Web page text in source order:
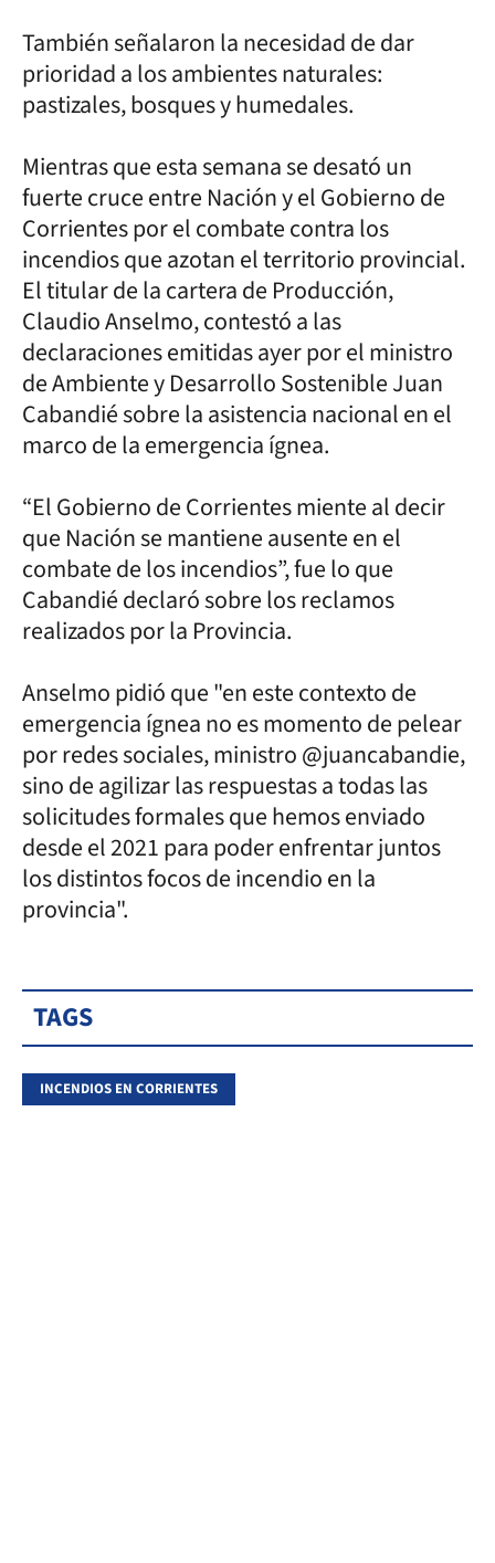
También señalaron la necesidad de dar
prioridad a los ambientes naturales:
pastizales, bosques y humedales.
Mientras que esta semana se desató un
fuerte cruce entre Nación y el Gobierno de
Corrientes por el combate contra los
incendios que azotan el territorio provincial.
El titular de la cartera de Producción,
Claudio Anselmo, contestó a las
declaraciones emitidas ayer por el ministro
de Ambiente y Desarrollo Sostenible Juan
Cabandié sobre la asistencia nacional en el
marco de la emergencia ígnea.
“El Gobierno de Corrientes miente al decir
que Nación se mantiene ausente en el
combate de los incendios”, fue lo que
Cabandié declaró sobre los reclamos
realizados por la Provincia.
Anselmo pidió que "en este contexto de
emergencia ígnea no es momento de pelear
por redes sociales, ministro @juancabandie,
sino de agilizar las respuestas a todas las
solicitudes formales que hemos enviado
desde el 2021 para poder enfrentar juntos
los distintos focos de incendio en la
provincia".
TAGS
INCENDIOS EN CORRIENTES